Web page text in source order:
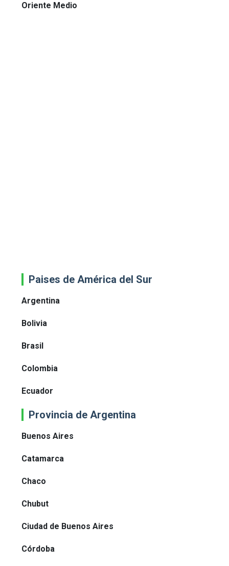
Oriente Medio
Paises de América del Sur
Argentina
Bolivia
Brasil
Colombia
Ecuador
Provincia de Argentina
Buenos Aires
Catamarca
Chaco
Chubut
Ciudad de Buenos Aires
Córdoba